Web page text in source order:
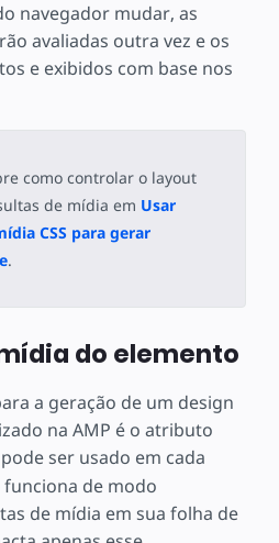
navegador mudar, as
avaliadas outra vez e os
e exibidos com base nos
como controlar o layout
de mídia em Usar
CSS para gerar
.
do elemento
a geração de um design
na AMP é o atributo
ser usado em cada
funciona de modo
de mídia em sua folha de